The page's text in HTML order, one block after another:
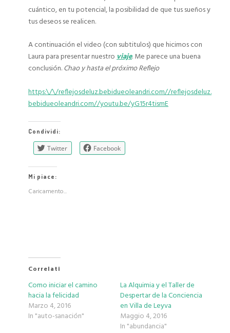
cuántico, en tu potencial, la posibilidad de que tus sueños y
tus deseos se realicen.
A continuación el video (con subtitulos) que hicimos con
Laura para presentar nuestroviaje. Me parece una buena
conclusión.Chao y hasta el próximo Reflejo
https:\/\/reflejosdeluz.bebidueoleandri.com//reflejosdeluz.
bebidueoleandri.com//youtu.be/yG15r4tismE
Condividi:
Twitter Facebook
Mi piace:
Caricamento...
Correlati
Como iniciar el camino
hacia la felicidad
Marzo 4, 2016
In "auto-sanación"
La Alquimia y el Taller de
Despertar de la Conciencia
en Villa de Leyva
Maggio 4, 2016
In "abundancia"